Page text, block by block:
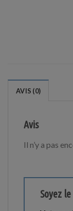
AVIS (0)
Avis
Il n’y a pas
Soyez